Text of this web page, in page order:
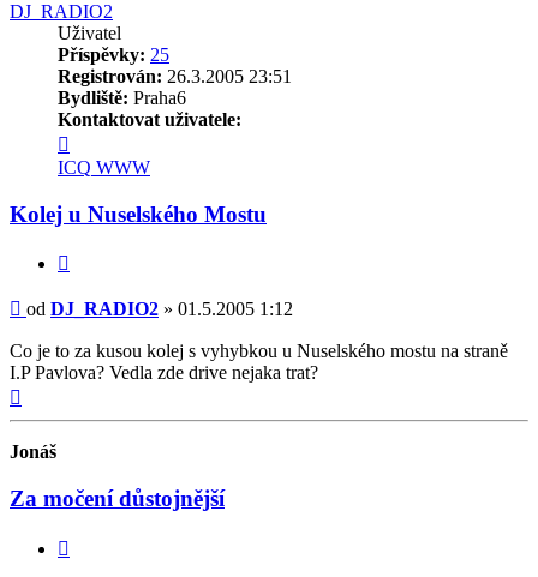
DJ_RADIO2
Uživatel
Příspěvky: 25
Registrován: 26.3.2005 23:51
Bydliště: Praha6
Kontaktovat uživatele:
uživatele
DJ_RADIO2
ICQ WWW
Kolej u Nuselského Mostu
Příspěvek
od DJ_RADIO2 » 01.5.2005 1:12
Co je to za kusou kolej s vyhybkou u Nuselského mostu na straně
I.P Pavlova? Vedla zde drive nejaka trat?
Jonáš
Za močení důstojnější